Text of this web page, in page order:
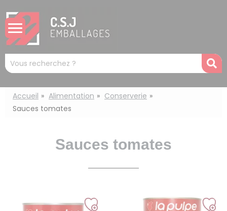
Mots
clés
:
Accueil Alimentation
Conserverie
Sauces tomates
Sauces tomates